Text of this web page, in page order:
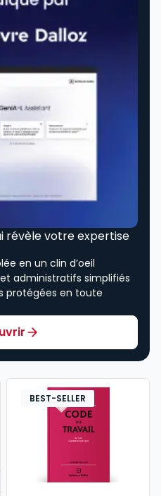
révèle votre expertise
en un clin d’oeil
administratifs simplifiés
protégées en toute
BEST-SELLER